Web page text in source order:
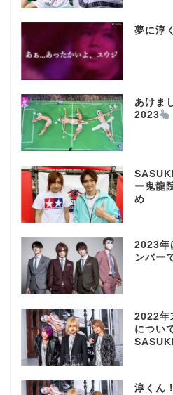
夢に淳
あけま
2023
ー鬼龍
め
2023年
ンバー
2022年
につい
淳くん